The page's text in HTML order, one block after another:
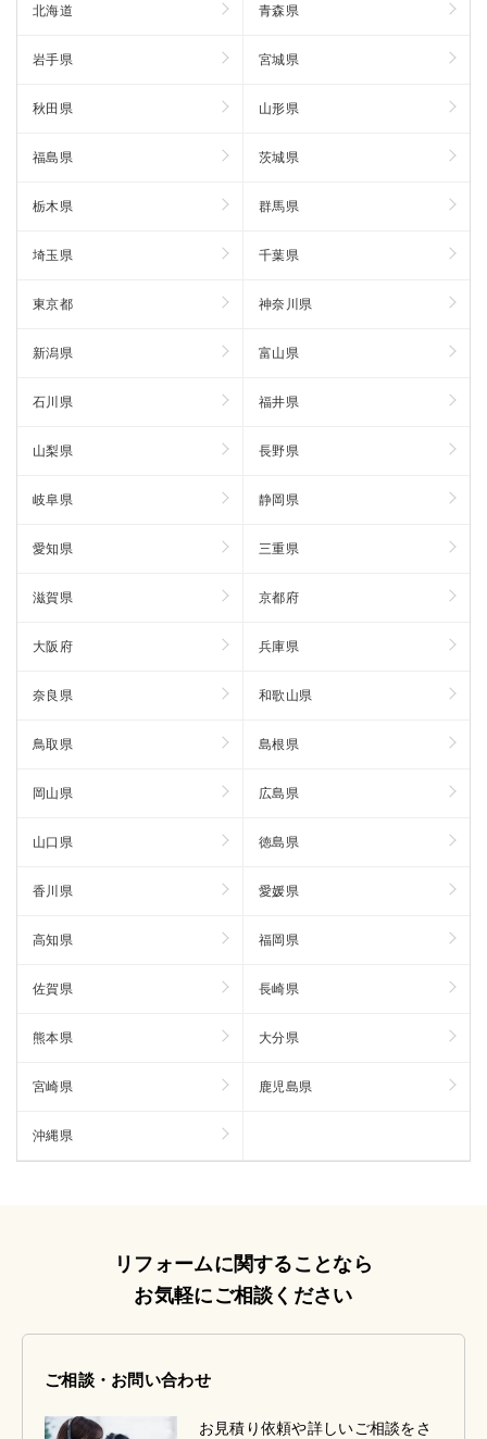
北海道 青森県
岩手県 宮城県
秋田県 山形県
福島県 茨城県
栃木県 群馬県
埼玉県 千葉県
東京都 神奈川県
新潟県 富山県
石川県 福井県
山梨県 長野県
岐阜県 静岡県
愛知県 三重県
滋賀県 京都府
大阪府 兵庫県
奈良県 和歌山県
鳥取県 島根県
岡山県 広島県
山口県 徳島県
香川県 愛媛県
高知県 福岡県
佐賀県 長崎県
熊本県 大分県
宮崎県 鹿児島県
沖縄県
リフォームに関することなら
お気軽にご相談ください
ご相談・お問い合わせ
お見積り依頼や詳しいご相談をさ